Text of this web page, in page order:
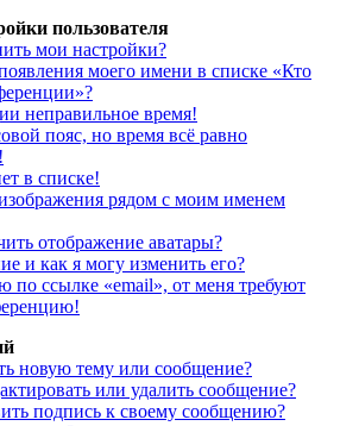
пользователя
мои настройки?
моего имени в списке «Кто
неправильное время!
пояс, но время всё равно
в списке!
рядом с моим именем
отображение аватары?
и как я могу изменить его?
по ссылке «email», от меня требуют
новую тему или сообщение?
или удалить сообщение?
подпись к своему сообщению?